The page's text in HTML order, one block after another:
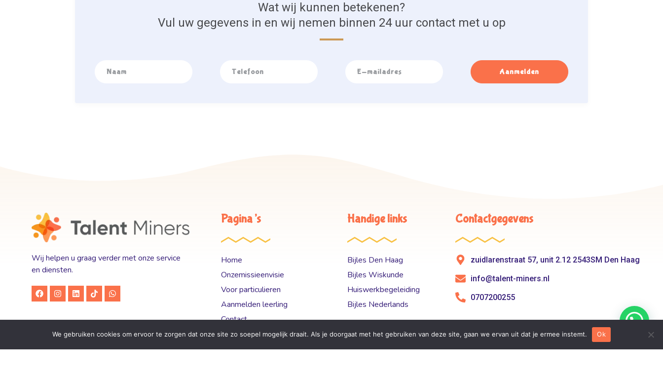
Wat wij kunnen betekenen?
Vul uw gegevens in en wij nemen binnen 24 uur contact met u op
Aanmelden
Wij helpen u graag verder met onze service
en diensten.
Pagina’s
Home
Onzemissieenvisie
Voor particulieren
Aanmelden leerling
Contact
Tarieven
Handige links
Bijles Den Haag
Bijles Wiskunde
Huiswerkbegeleiding
Bijles Nederlands
Contactgegevens
zuidlarenstraat 57, unit 2.12 2543SM Den Haag
info@talent-miners.nl
0707200255
We gebruiken cookies om ervoor te zorgen dat onze site zo soepel mogelijk draait. Als je doorgaat met het gebruiken van deze site, gaan we ervan uit dat je ermee instemt. Ok